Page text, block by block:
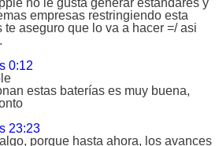
empresas restringiendo esta
aseguro que lo va a hacer =/ asi
0:12
estas baterías es muy buena,
23:23
porque hasta ahora, los avances